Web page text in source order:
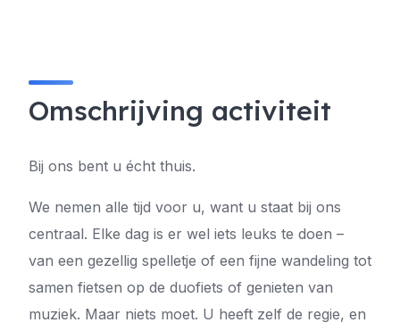
Omschrijving activiteit
Bij ons bent u écht thuis.
We nemen alle tijd voor u, want u staat bij ons
centraal. Elke dag is er wel iets leuks te doen –
van een gezellig spelletje of een fijne wandeling tot
samen fietsen op de duofiets of genieten van
muziek. Maar niets moet. U heeft zelf de regie, en